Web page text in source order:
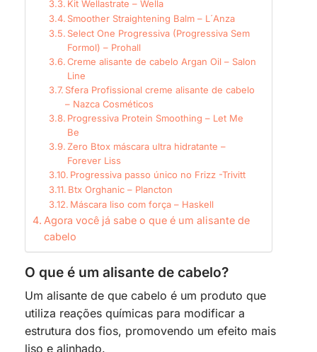
Kit Wellastrate – Wella
Smoother Straightening Balm – L´Anza
Select One Progressiva (Progressiva Sem
Formol) – Prohall
Creme alisante de cabelo Argan Oil – Salon
Line
Sfera Profissional creme alisante de cabelo
– Nazca Cosméticos
Progressiva Protein Smoothing – Let Me
Be
Zero Btox máscara ultra hidratante –
Forever Liss
Progressiva passo único no Frizz -Trivitt
Btx Orghanic – Plancton
Máscara liso com força – Haskell
Agora você já sabe o que é um alisante de
cabelo
O que é um alisante de cabelo?
Um alisante de que cabelo é um produto que
utiliza reações químicas para modificar a
estrutura dos fios, promovendo um efeito mais
liso e alinhado.